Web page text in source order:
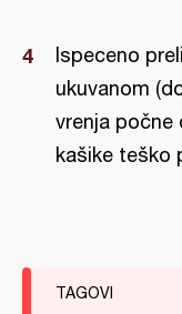
Ispeceno
ukuvanom
vrenja počne
kašike teško
TAGOVI